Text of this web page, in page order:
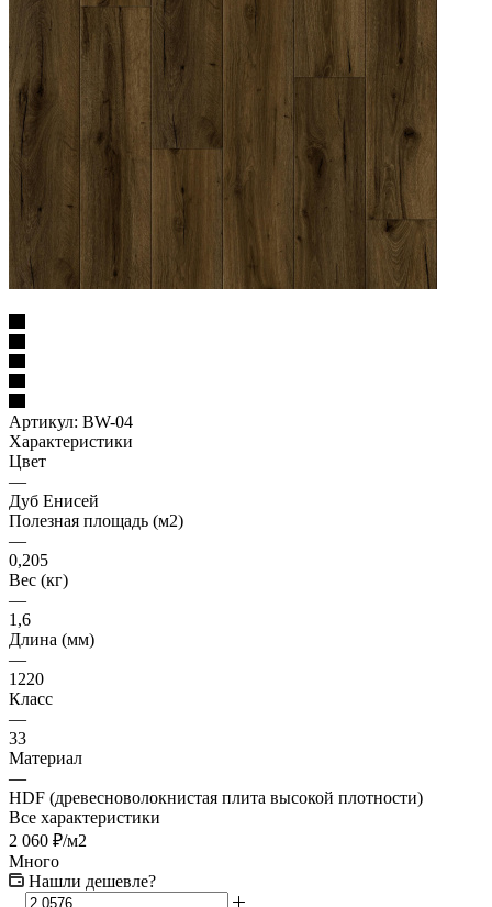
Артикул: BW-04
Характеристики
Цвет
—
Дуб Енисей
Полезная площадь (м2)
—
0,205
Вес (кг)
—
1,6
Длина (мм)
—
1220
Класс
—
33
Материал
—
HDF (древесноволокнистая плита высокой плотности)
Все характеристики
2 060 ₽/м2
Много
Нашли дешевле?